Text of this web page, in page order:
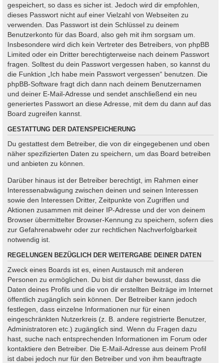
gespeichert, so dass es sicher ist. Jedoch wird dir empfohlen,
dieses Passwort nicht auf einer Vielzahl von Webseiten zu
verwenden. Das Passwort ist dein Schlüssel zu deinem
Benutzerkonto für das Board, also geh mit ihm sorgsam um.
Insbesondere wird dich kein Vertreter des Betreibers, von phpBB
Limited oder ein Dritter berechtigterweise nach deinem Passwort
fragen. Solltest du dein Passwort vergessen haben, so kannst du
die Funktion „Ich habe mein Passwort vergessen“ benutzen. Die
phpBB-Software fragt dich dann nach deinem Benutzernamen
und deiner E-Mail-Adresse und sendet anschließend ein neu
generiertes Passwort an diese Adresse, mit dem du dann auf das
Board zugreifen kannst.
GESTATTUNG DER DATENSPEICHERUNG
Du gestattest dem Betreiber, die von dir eingegebenen und oben
näher spezifizierten Daten zu speichern, um das Board betreiben
und anbieten zu können.
Darüber hinaus ist der Betreiber berechtigt, im Rahmen einer
Interessenabwägung zwischen deinen und seinen Interessen
sowie den Interessen Dritter, Zeitpunkte von Zugriffen und
Aktionen zusammen mit deiner IP-Adresse und der von deinem
Browser übermittelter Browser-Kennung zu speichern, sofern dies
zur Gefahrenabwehr oder zur rechtlichen Nachverfolgbarkeit
notwendig ist.
REGELUNGEN BEZÜGLICH DER WEITERGABE DEINER DATEN
Zweck eines Boards ist es, einen Austausch mit anderen
Personen zu ermöglichen. Du bist dir daher bewusst, dass die
Daten deines Profils und die von dir erstellten Beiträge im Internet
öffentlich zugänglich sein können. Der Betreiber kann jedoch
festlegen, dass einzelne Informationen nur für einen
eingeschränkten Nutzerkreis (z. B. andere registrierte Benutzer,
Administratoren etc.) zugänglich sind. Wenn du Fragen dazu
hast, suche nach entsprechenden Informationen im Forum oder
kontaktiere den Betreiber. Die E-Mail-Adresse aus deinem Profil
ist dabei jedoch nur für den Betreiber und von ihm beauftragte